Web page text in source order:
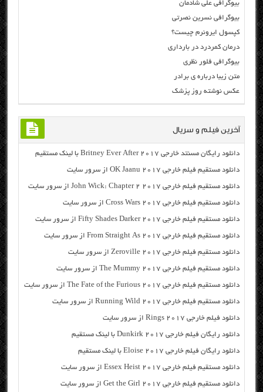
بیوگرافی علی شادمان
بیوگرافی نسرین نصرتی
کپسول ایرونرم چیست؟
درمان کمردرد در بارداری
بیوگرافی فلور نظری
متن زیبا درباره ی برادر
عکس نوشته روز پزشک
آخرین فیلم و سریال
دانلود رایگان مسنتد خارجی Britney Ever After 2017 با لینک مستقیم
دانلود مستقیم فیلم خارجی OK Jaanu 2017 از سرور سایت
دانلود مستقیم فیلم خارجی John Wick: Chapter 2 2017 از سرور سایت
دانلود مستقیم فیلم خارجی Cross Wars 2017 از سرور سایت
دانلود مستقیم فیلم خارجی Fifty Shades Darker 2017 از سرور سایت
دانلود مستقیم فیلم خارجی From Straight As 2017 از سرور سایت
دانلود مستقیم فیلم خارجی Zeroville 2017 از سرور سایت
دانلود مستقیم فیلم خارجی The Mummy 2017 از سرور سایت
دانلود مستقیم فیلم خارجی The Fate of the Furious 2017 از سرور سایت
دانلود مستقیم فیلم خارجی Running Wild 2017 از سرور سایت
دانلود فیلم خارجی Rings 2017 از سرور سایت
دانلود رایگان فیلم خارجی Dunkirk 2017 با لینک مستقیم
دانلود رایگان فیلم خارجی Eloise 2017 با لینک مستقیم
دانلود مستقیم فیلم خارجی Essex Heist 2017 از سرور سایت
دانلود مستقیم فیلم خارجی Get the Girl 2017 از سرور سایت